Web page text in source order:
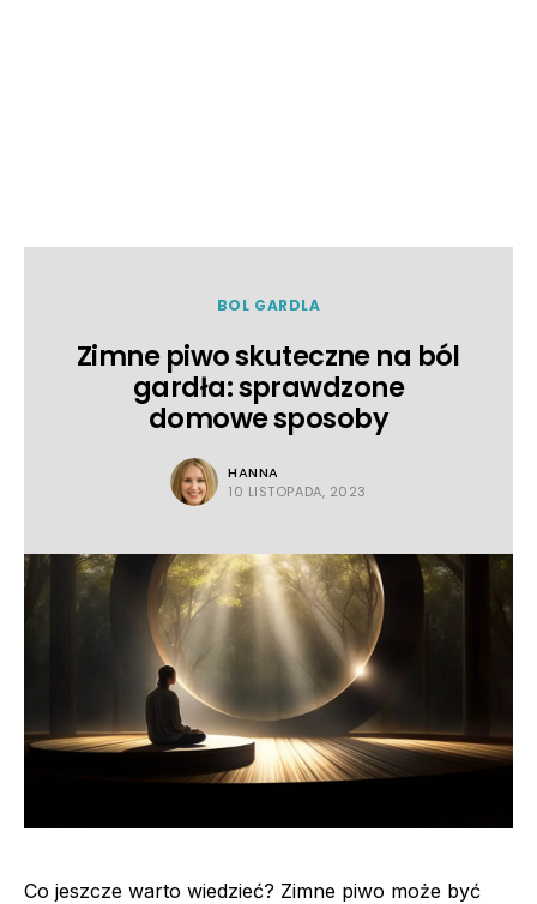
BOL GARDLA
Zimne piwo skuteczne na ból
gardła: sprawdzone
domowe sposoby
HANNA
10 LISTOPADA, 2023
Co jeszcze warto wiedzieć? Zimne piwo może być